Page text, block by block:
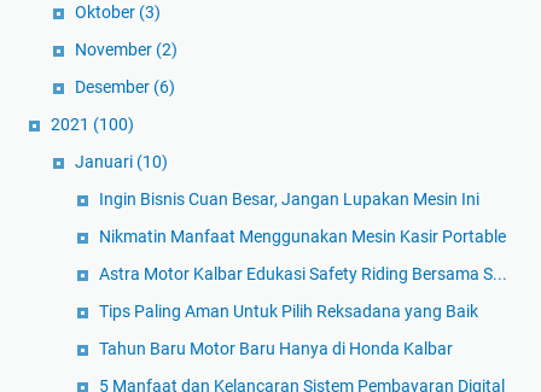
Oktober (3)
November (2)
Desember (6)
2021 (100)
Januari (10)
Ingin Bisnis Cuan Besar, Jangan Lupakan Mesin Ini
Nikmatin Manfaat Menggunakan Mesin Kasir Portable
Astra Motor Kalbar Edukasi Safety Riding Bersama S...
Tips Paling Aman Untuk Pilih Reksadana yang Baik
Tahun Baru Motor Baru Hanya di Honda Kalbar
5 Manfaat dan Kelancaran Sistem Pembayaran Digital